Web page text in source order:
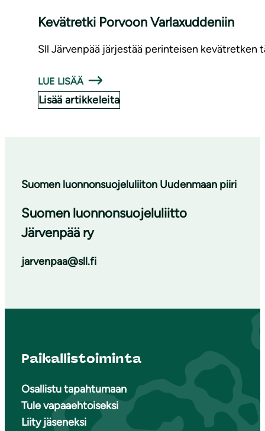
Kevätretki Porvoon Varlaxuddeniin
Sll Järvenpää järjestää perinteisen kevätretken
LUE LISÄÄ
Lisää artikkeleita
Suomen luonnonsuojeluliiton Uudenmaan piiri
Suomen luonnonsuojeluliitto
Järvenpää ry
jarvenpaa@sll.fi
Paikallistoiminta
Osallistu tapahtumaan
Tule vapaaehtoiseksi
Liity jäseneksi